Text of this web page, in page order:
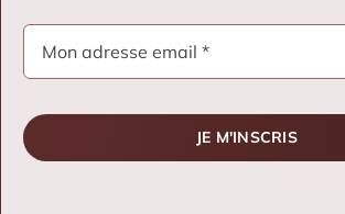
JE M'INSCRIS